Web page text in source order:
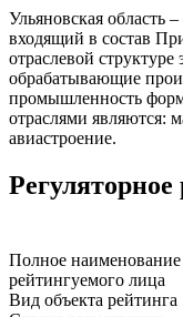
Ульяновская область
входящий в состав
отраслевой
обрабатывающие
промышленность
отраслями являются:
авиастроение.
Полное наименование
рейтингуемого лица
Вид объекта рейтинга